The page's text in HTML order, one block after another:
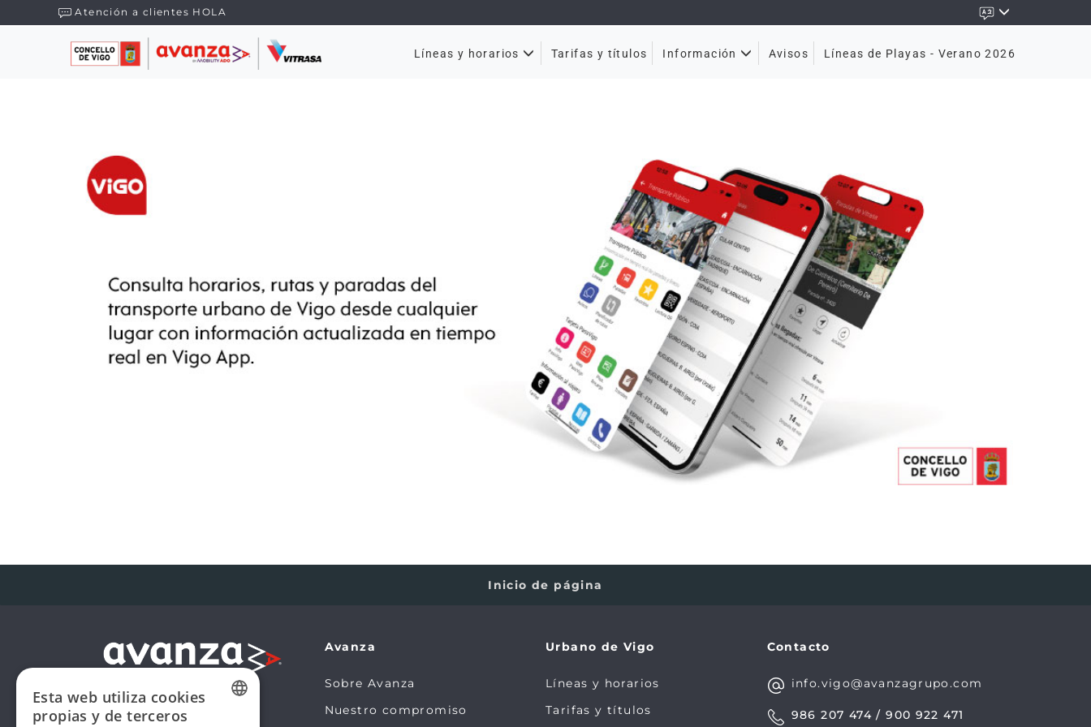
Atención a clientes HOLA
Líneas y horarios Tarifas y títulos Información Avisos Líneas de Playas - Verano 2026
Inicio de página
Avanza
Sobre Avanza
Nuestro compromiso
Urbano de Vigo
Líneas y horarios
Tarifas y títulos
Contacto
info.vigo@avanzagrupo.com
986 207 474 / 900 922 471
Esta web utiliza cookies
propias y de terceros